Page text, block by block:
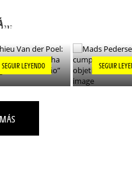
HA SIDO
DE UN
SEGUIR LEYENDO SEGUIR